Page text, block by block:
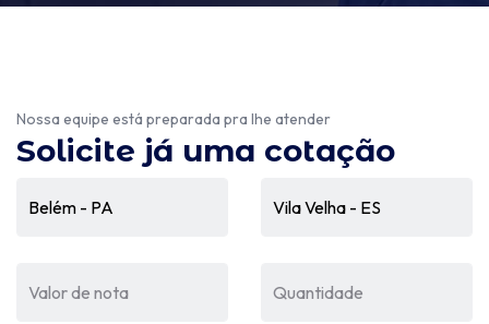
Nossa equipe está preparada pra lhe atender
Solicite já uma cotação